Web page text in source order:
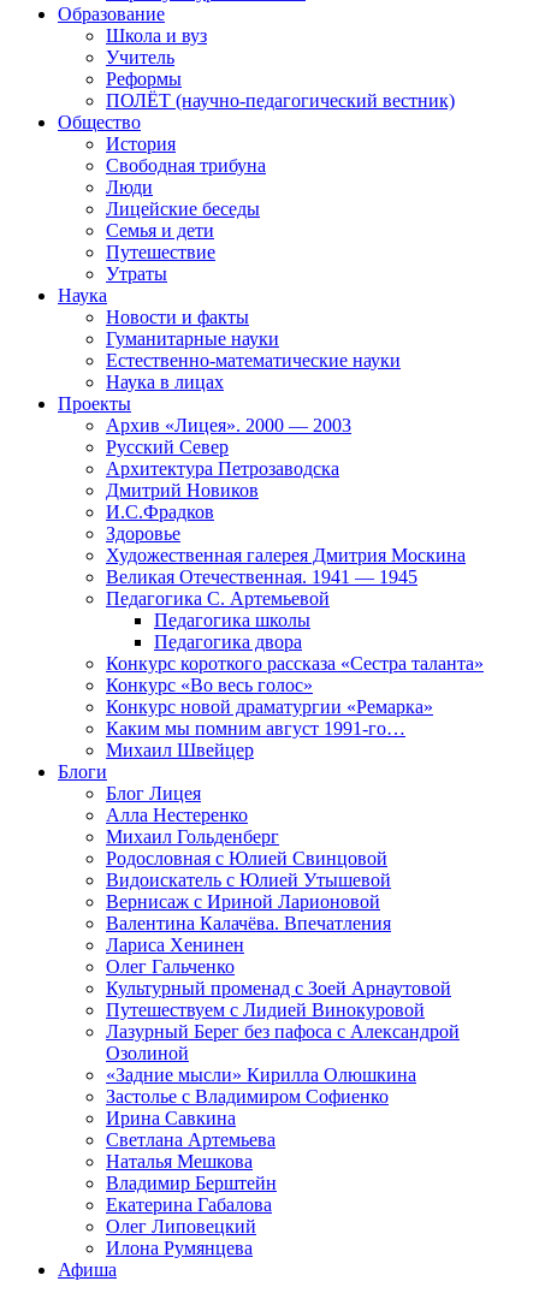
Образование
Школа и вуз
Учитель
Реформы
ПОЛЁТ (научно-педагогический вестник)
Общество
История
Свободная трибуна
Люди
Лицейские беседы
Семья и дети
Путешествие
Утраты
Наука
Новости и факты
Гуманитарные науки
Естественно-математические науки
Наука в лицах
Проекты
Архив «Лицея». 2000 — 2003
Русский Север
Архитектура Петрозаводска
Дмитрий Новиков
И.С.Фрадков
Здоровье
Художественная галерея Дмитрия Москина
Великая Отечественная. 1941 — 1945
Педагогика С. Артемьевой
Педагогика школы
Педагогика двора
Конкурс короткого рассказа «Сестра таланта»
Конкурс «Во весь голос»
Конкурс новой драматургии «Ремарка»
Каким мы помним август 1991-го…
Михаил Швейцер
Блоги
Блог Лицея
Алла Нестеренко
Михаил Гольденберг
Родословная с Юлией Свинцовой
Видоискатель с Юлией Утышевой
Вернисаж с Ириной Ларионовой
Валентина Калачёва. Впечатления
Лариса Хенинен
Олег Гальченко
Культурный променад с Зоей Арнаутовой
Путешествуем с Лидией Винокуровой
Лазурный Берег без пафоса с Александрой
Озолиной
«Задние мысли» Кирилла Олюшкина
Застолье с Владимиром Софиенко
Ирина Савкина
Светлана Артемьева
Наталья Мешкова
Владимир Берштейн
Екатерина Габалова
Олег Липовецкий
Илона Румянцева
Афиша